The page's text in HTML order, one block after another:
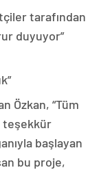
tarafından
duyuyor”
Özkan, “Tüm
teşekkür
başlayan
bu proje,